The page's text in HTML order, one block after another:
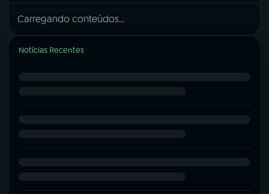
Carregando conteúdos...
Notícias Recentes